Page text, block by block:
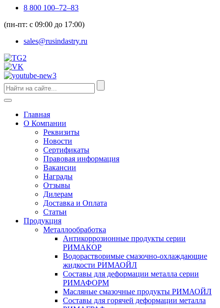
8 800 100–72–83
(пн-пт: с 09:00 до 17:00)
sales@rusindastry.ru
Главная
О Компании
Реквизиты
Новости
Сертификаты
Правовая информация
Вакансии
Награды
Отзывы
Дилерам
Доставка и Оплата
Статьи
Продукция
Металлообработка
Антикоррозионные продукты серии
РИМАКОР
Водорастворимые смазочно-охлаждающие
жидкости РИМАОЙЛ
Составы для деформации металла серии
РИМАФОРМ
Масляные смазочные продукты РИМАОЙЛ
Составы для горячей деформации металла